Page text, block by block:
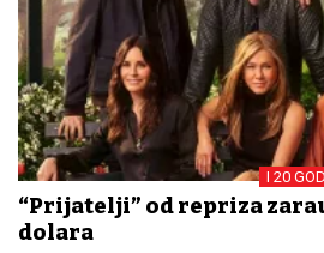
I 20
“Prijatelji” od repriza
dolara